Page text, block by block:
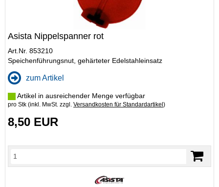
Asista Nippelspanner rot
Art.Nr. 853210
Speichenführungsnut, gehärteter Edelstahleinsatz
zum Artikel
Artikel in ausreichender Menge verfügbar
pro Stk (inkl. MwSt. zzgl. Versandkosten für Standardartikel )
8,50 EUR